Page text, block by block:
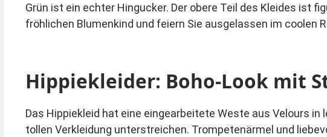
Grün ist ein echter Hingucker. Der obere Teil des Kleides ist
fröhlichen Blumenkind und feiern Sie ausgelassen im coolen
Hippiekleider: Boho-Look mit
Das Hippiekleid hat eine eingearbeitete Weste aus Velours
tollen Verkleidung unterstreichen. Trompetenärmel und